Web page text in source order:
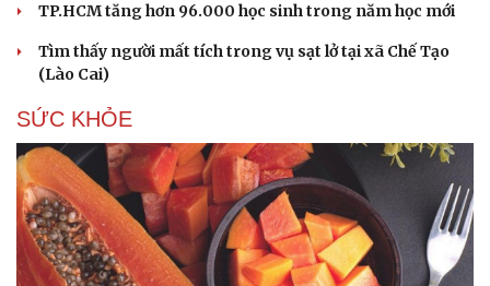
TP.HCM tăng hơn 96.000 học sinh trong năm học mới
Tìm thấy người mất tích trong vụ sạt lở tại xã Chế Tạo
(Lào Cai)
SỨC KHỎE